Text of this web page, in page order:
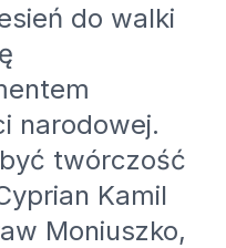
do walki
narodowej.
twórczość
Kamil
Moniuszko,